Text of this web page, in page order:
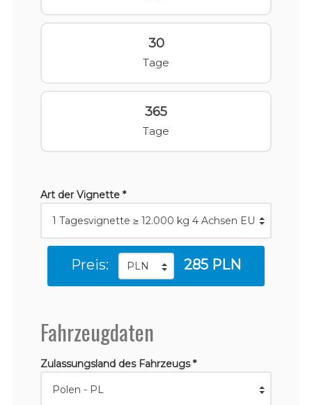
30
Tage
365
Tage
Art der Vignette *
Preis: 285 PLN
Fahrzeugdaten
Zulassungsland des Fahrzeugs *